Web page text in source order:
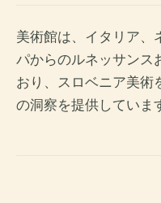
美術館は、イタリア、
パからのルネッサンス
おり、スロベニア美術
の洞察を提供していま